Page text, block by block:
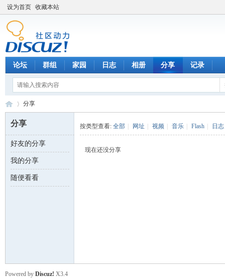
设为首页 收藏本站
论坛 群组 家园 日志 相册 分享 记录
数 ›
分享
分享
好友的分享
我的分享
随便看看
按类型查看: 全部 网址 视频 音乐 Flash 日志
现在还没分享
Powered by Discuz! X3.4